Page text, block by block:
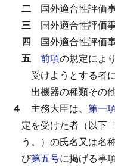
二 国外適合性評価
三 国外適合性評価
四 国外適合性評価
五 前項の規定によ
受けようとする者
出機器の種類その
４ 主務大臣は、 第一
定を受けた者（以下
う。）の氏名又は名
び第五号に掲げる事